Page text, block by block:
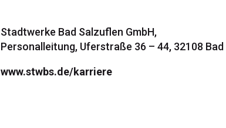
Stadtwerke Bad Salzuflen GmbH,
Personalleitung, Uferstraße 36 – 44, 32108
www.stwbs.de/karriere